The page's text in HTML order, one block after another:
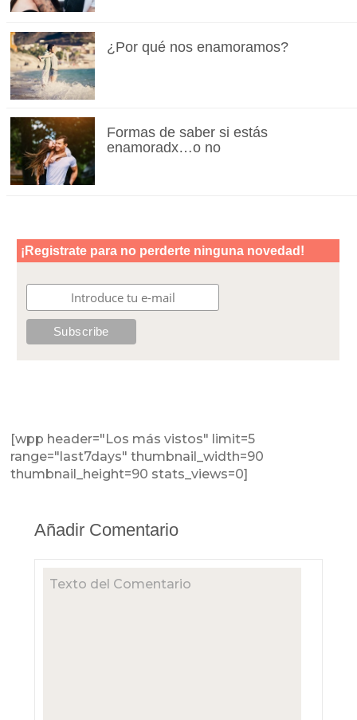
¿Por qué nos enamoramos?
Formas de saber si estás
enamoradx…o no
[wpp header="Los más vistos" limit=5
range="last7days" thumbnail_width=90
thumbnail_height=90 stats_views=0]
Añadir Comentario